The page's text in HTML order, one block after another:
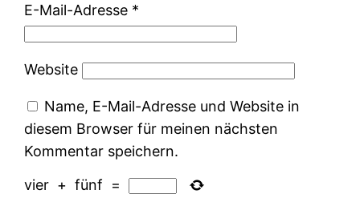
E-Mail-Adresse *
Website
Name, E-Mail-Adresse und Website in
diesem Browser für meinen nächsten
Kommentar speichern.
vier + fünf =